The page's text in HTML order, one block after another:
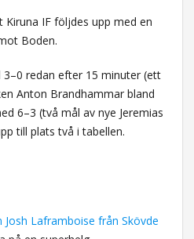
Kiruna IF följdes upp med en
Boden.
redan efter 15 minuter (ett
Anton Brandhammar bland
6–3 (två mål av nye Jeremias
till plats två i tabellen.
Josh Laframboise från Skövde